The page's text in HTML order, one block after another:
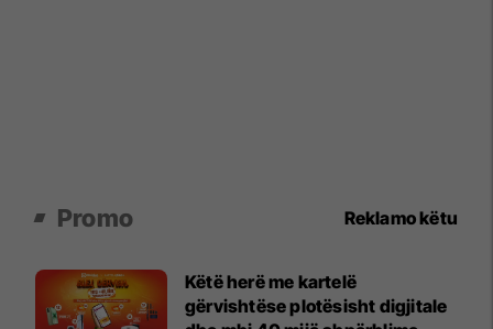
Promo Reklamo këtu
Këtë herë me kartelë
gërvishtëse plotësisht digjitale